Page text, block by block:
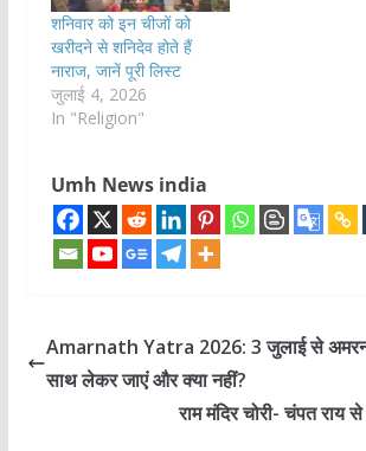
शनिवार को इन चीजों को
खरीदने से शनिदेव होते हैं
नाराज, जानें पूरी लिस्ट
जुलाई 4, 2026
In "Religion"
Umh News india
Amarnath Yatra 2026: 3 जुलाई से
साथ लेकर जाएं और क्या नहीं?
राम मंदिर चोरी- चंपत राय